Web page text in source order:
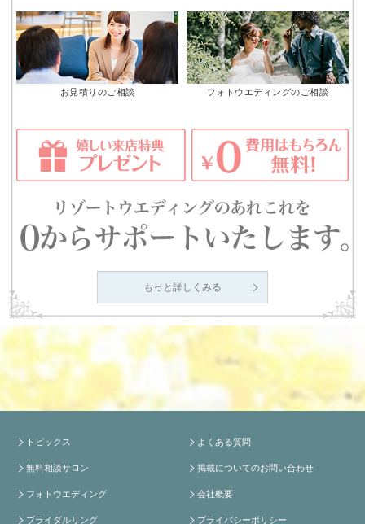
お見積りのご相談 フォトウエディングのご相談
もっと詳しくみる
トピックス
無料相談サロン
フォトウエディング
ブライダルリング
よくある質問
掲載についてのお問い合わせ
会社概要
プライバシーポリシー